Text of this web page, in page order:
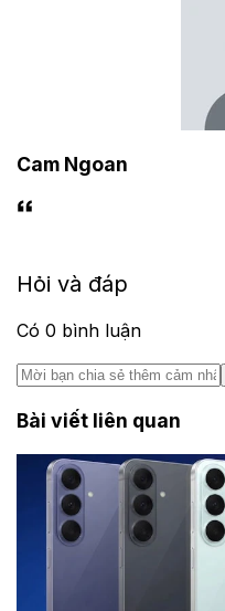
Cam Ngoan
Hỏi và đáp
Có 0 bình luận
Bài viết liên quan